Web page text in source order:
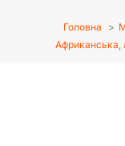
Головна
Африканська,